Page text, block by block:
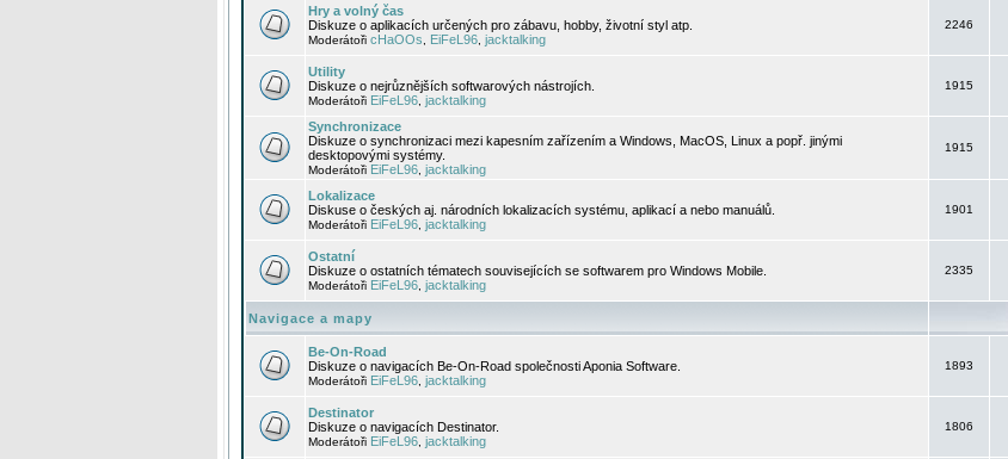
Hry a volný čas
Diskuze o aplikacích určených pro zábavu, hobby, životní styl atp.
Moderátoři cHaOOs EiFeL96 jacktalking
2246
Utility
Diskuze o nejrůznějších softwarových nástrojích.
Moderátoři EiFeL96 jacktalking
1915
Synchronizace
Diskuze o synchronizaci mezi kapesním zařízením a Windows, MacOS, Linux a popř. jinými
desktopovými systémy.
Moderátoři EiFeL96 jacktalking
1915
Lokalizace
Diskuse o českých aj. národních lokalizacích systému, aplikací a nebo manuálů.
Moderátoři EiFeL96 jacktalking
1901
Ostatní
Diskuze o ostatních tématech souvisejících se softwarem pro Windows Mobile.
Moderátoři EiFeL96 jacktalking
2335
Navigace a mapy
Be-On-Road
Diskuze o navigacích Be-On-Road společnosti Aponia Software.
Moderátoři EiFeL96 jacktalking
1893
Destinator
Diskuze o navigacích Destinator.
Moderátoři EiFeL96 jacktalking
1806